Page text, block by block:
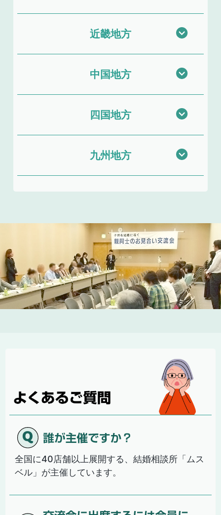
近畿地方
中国地方
四国地方
九州地方
全国に40店舗以上展開する、結婚相談所「ムス
ベル」が主催しています。